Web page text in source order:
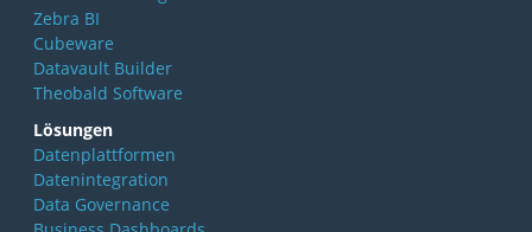
Zebra BI
Cubeware
Datavault Builder
Theobald Software
Lösungen
Datenplattformen
Datenintegration
Data Governance